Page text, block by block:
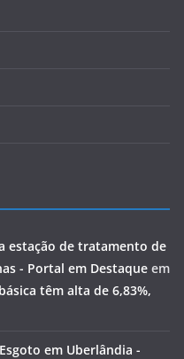
estação de tratamento de
- Portal em Destaque em
têm alta de 6,83%,
em Uberlândia -